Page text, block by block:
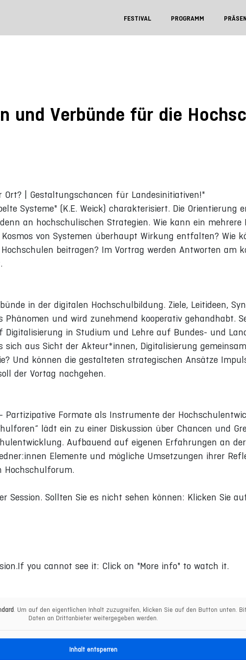
FESTIVAL PROGRAMM
und Verbünde für die
Ort? | Gestaltungschancen für Landesinitiativen!"
Systeme" (K.E. Weick) charakterisiert. Die Orientierung
an hochschulischen Strategien. Wie kann ein mehrere
von Systemen überhaupt Wirkung entfalten? Wie
beitragen? Im Vortrag werden Antworten am
in der digitalen Hochschulbildung. Ziele, Leitideen,
Phänomen und wird zunehmend kooperativ gehandhabt.
in Studium und Lehre auf Bundes- und
sich aus Sicht der Akteur*innen, Digitalisierung
Und können die gestalteten strategischen Ansätze
der Vortag nachgehen.
Partizipative Formate als Instrumente der
lädt ein zu einer Diskussion über Chancen und
Aufbauend auf eigenen Erfahrungen an
Elemente und mögliche Umsetzungen ihrer
Hochschulforum.
Session. Sollten Sie es nicht sehen können: Klicken Sie
you cannot see it: Click on "More info" to watch it.
. Um auf den eigentlichen Inhalt zuzugreifen, klicken Sie auf den Button unten.
Daten an Drittanbieter weitergegeben werden.
Inhalt entsperren